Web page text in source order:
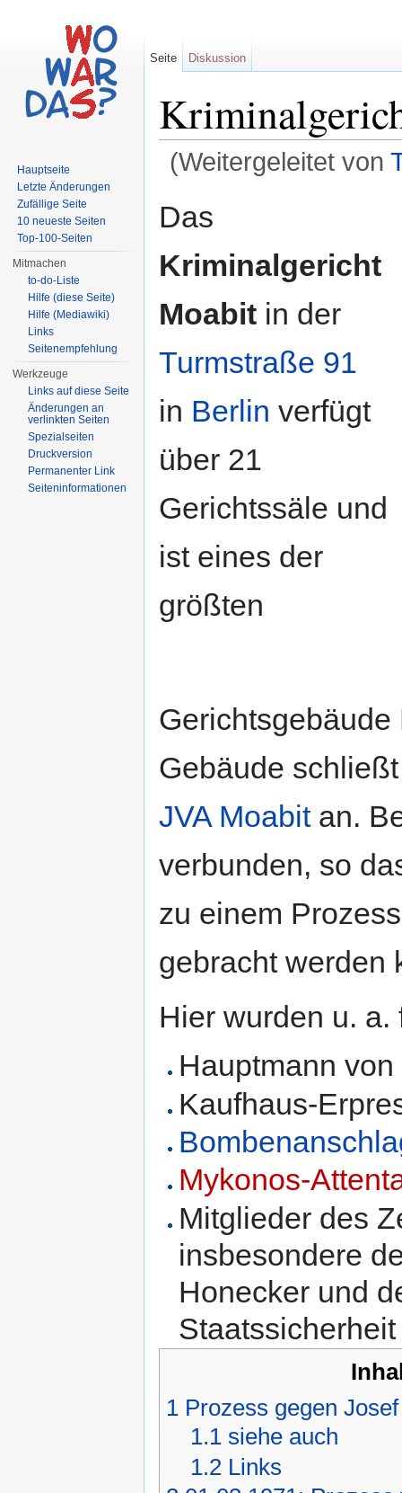
(Weitergeleitet von
Das
Kriminalgericht
Moabit in der
Turmstraße 91
in Berlin verfügt
über 21
Gerichtssäle und
ist eines der
größten
Gebäude
JVA Moabitan.
verbunden, so
zu einem
gebracht werden
Hier wurden u.
Hauptmann
Kaufhaus-
Mykonos-
Mitglieder des
insbesondere
Honecker und
1 Prozess gegen
1.1 siehe auch
1.2 Links
Seite Diskussion
Hauptseite
Letzte Änderungen
Zufällige Seite
10 neueste Seiten
Top-100-Seiten
Mitmachen
to-do-Liste
Hilfe (diese Seite)
Hilfe (Mediawiki)
Links
Seitenempfehlung
Werkzeuge
Links auf diese Seite
Änderungen an
verlinkten Seiten
Spezialseiten
Druckversion
Permanenter Link
Seiteninformationen